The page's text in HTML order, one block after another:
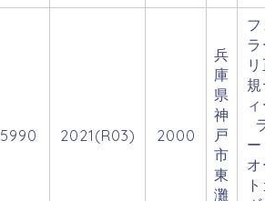
5990 2021(R03) 2000
兵
庫
県
神
戸
市
東
灘